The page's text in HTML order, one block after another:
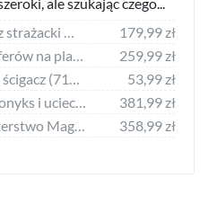
ale szukając czego...
LEGO Disney Remiza i wóz strażacki Myszki Miki i przyjaciół (10776)
179,99 zł
LEGO Creator Domek surferów na plaży (31118)
259,99 zł
LEGO Ninjago Dżunglowy ścigacz (71700)
53,99 zł
LEGO Jurassic World Barionyks i ucieczka łodzią (76942)
381,99 zł
LEGO Harry Potter Ministerstwo Magii (76403)
358,99 zł